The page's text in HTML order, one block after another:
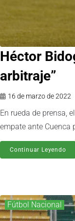
Héctor
arbitraje”
16 de marzo de 2022
En rueda de prensa,
empate ante Cuenca
Continuar Leyendo
Fútbol Nacional